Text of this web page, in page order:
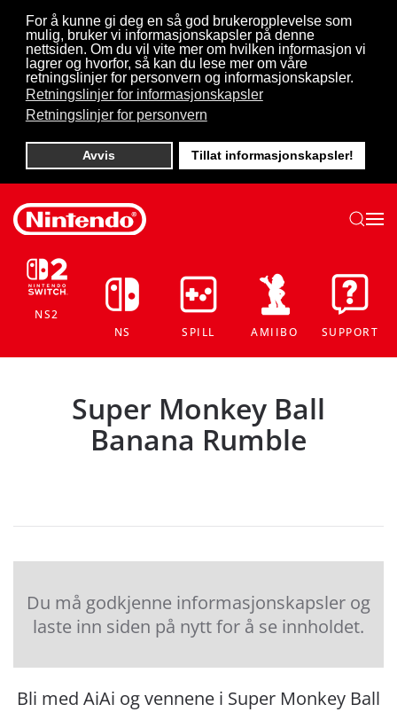
For å kunne gi deg en så god brukeropplevelse som
mulig, bruker vi informasjonskapsler på denne
nettsiden. Om du vil vite mer om hvilken informasjon vi
lagrer og hvorfor, så kan du lese mer om våre
retningslinjer for personvern og informasjonskapsler.
Retningslinjer for informasjonskapsler
Retningslinjer for personvern
Avvis Tillat informasjonskapsler!
Skip to main content
NS2
NS
SPILL AMIIBO SUPPORT
Super Monkey Ball
Banana Rumble
Du må godkjenne informasjonskapsler og
laste inn siden på nytt for å se innholdet.
Bli med AiAi og vennene i Super Monkey Ball